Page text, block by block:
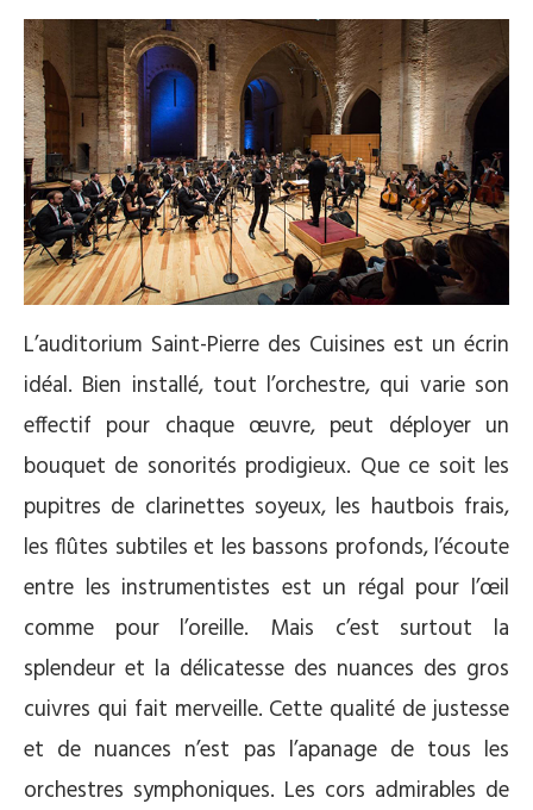
L’auditorium Saint-Pierre des Cuisines est un écrin
idéal. Bien installé, tout l’orchestre, qui varie son
effectif pour chaque œuvre, peut déployer un
bouquet de sonorités prodigieux. Que ce soit les
pupitres de clarinettes soyeux, les hautbois frais,
les flûtes subtiles et les bassons profonds, l’écoute
entre les instrumentistes est un régal pour l’œil
comme pour l’oreille. Mais c’est surtout la
splendeur et la délicatesse des nuances des gros
cuivres qui fait merveille. Cette qualité de justesse
et de nuances n’est pas l’apanage de tous les
orchestres symphoniques. Les cors admirables de